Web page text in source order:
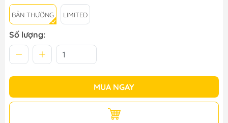
BẢN THƯỜNG LIMITED
Số lượng:
MUA NGAY